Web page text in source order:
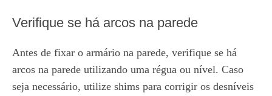
Verifique se há arcos na parede
Antes de fixar o armário na parede, verifique se há
arcos na parede utilizando uma régua ou nível. Caso
seja necessário, utilize shims para corrigir os desníveis